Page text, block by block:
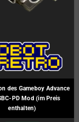
des Gameboy Advance
PD Mod (im Preis
enthalten)